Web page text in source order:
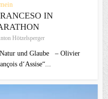
IN
Hötzelsperger
und Glaube – Olivier
d‘Assise“...